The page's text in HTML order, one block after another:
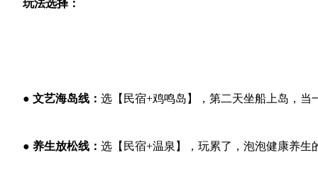
玩法选择：
● 文艺海岛线： 选【民宿+鸡鸣岛】，第二天坐船上岛，
● 养生放松线： 选【民宿+温泉】，玩累了，泡泡健康养生